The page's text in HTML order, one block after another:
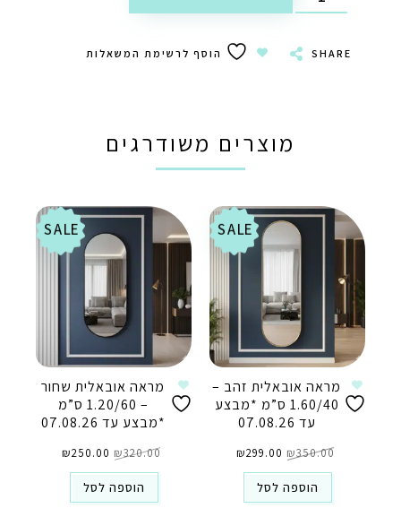
SHARE הוסף לרשימת המשאלות
מוצרים משודרגים
SALE
מראה אובאלית זהב –
1.60/40 ס”מ *מבצע
עד 07.08.26
₪350.00 המקורי
היה:
₪350.00.
₪299.00 הנוכחי
הוא:
הוספה לסל
SALE
מראה אובאלית שחור
– 1.20/60 ס”מ
*מבצע עד 07.08.26
₪320.00 המקורי
היה:
₪320.00.
₪250.00 הנוכחי
הוא:
הוספה לסל